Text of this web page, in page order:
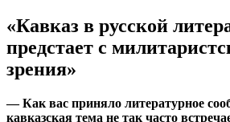
«Кавказ в русской
предстает с
зрения»
— Как вас приняло литературное
кавказская тема не так часто